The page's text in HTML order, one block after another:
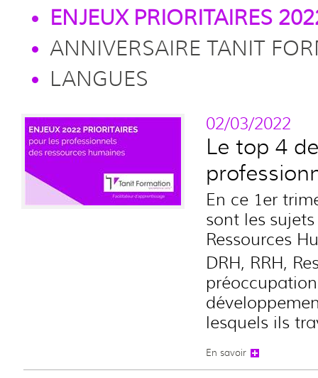
ENJEUX PRIORITAIRES
ANNIVERSAIRE TANIT
LANGUES
02/03/2022
Le top 4
En ce 1er
sont les
Ressources
DRH, RRH,
lesquels ils
En savoir